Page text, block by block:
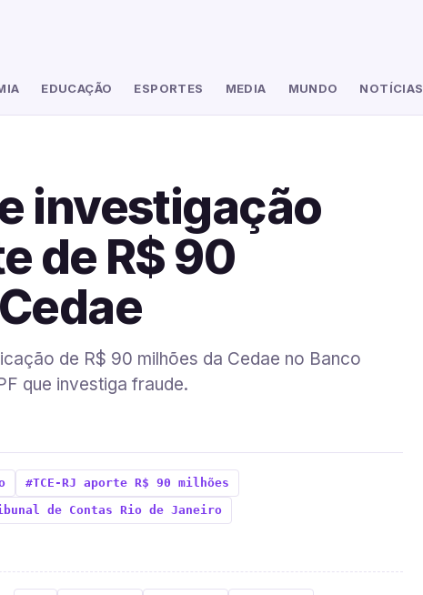
EDUCAÇÃO ESPORTES MEDIA MUNDO NOTÍCIAS
investigação
de R$ 90
de R$ 90 milhões da Cedae no Banco
que investiga fraude.
#TCE-RJ aporte R$ 90 milhões
de Contas Rio de Janeiro